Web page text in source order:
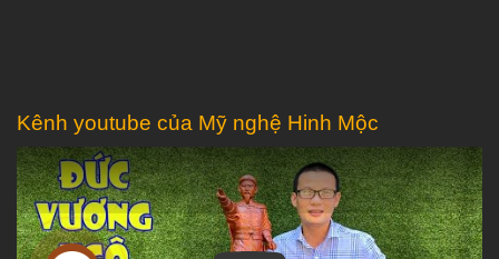
Kênh youtube của Mỹ nghệ Hinh Mộc